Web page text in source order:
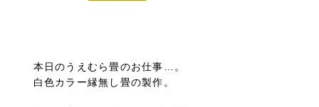
本日のうえむら畳のお仕事…。
白色カラー縁無し畳の製作。